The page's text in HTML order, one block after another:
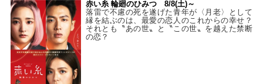
赤い糸 輪廻のひみつ 8/8(土)～
落雷で不慮の死を遂げた青年が〈月老〉として
縁を結ぶのは、最愛の恋人のこれからの幸せ？
それとも〝あの世〟と〝この世〟を越えた禁断
の恋？